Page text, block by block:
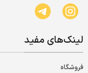
لینک‌های مفید
فروشگاه